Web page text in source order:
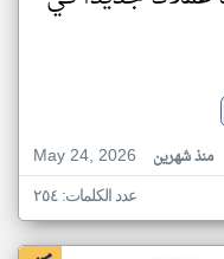
May 24, 2026
منذ شهرين
عدد الكلمات: ٢٥٤